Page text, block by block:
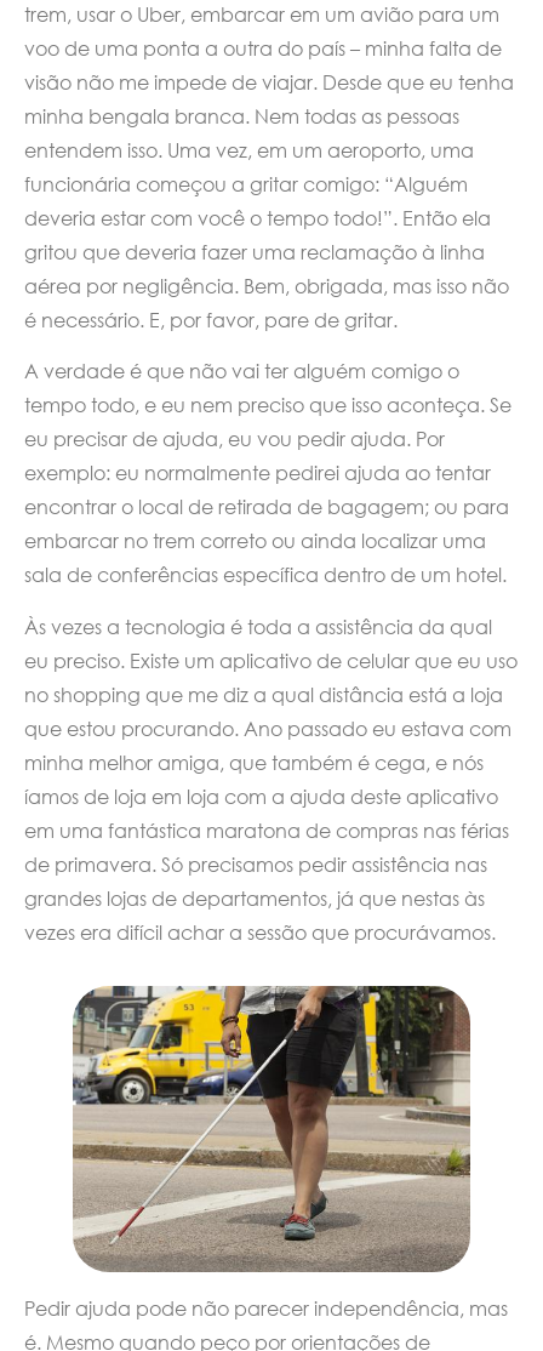
trem, usar o Uber, embarcar em um avião para um
voo de uma ponta a outra do país – minha falta de
visão não me impede de viajar. Desde que eu tenha
minha bengala branca. Nem todas as pessoas
entendem isso. Uma vez, em um aeroporto, uma
funcionária começou a gritar comigo: “Alguém
deveria estar com você o tempo todo!”. Então ela
gritou que deveria fazer uma reclamação à linha
aérea por negligência. Bem, obrigada, mas isso não
é necessário. E, por favor, pare de gritar.
A verdade é que não vai ter alguém comigo o
tempo todo, e eu nem preciso que isso aconteça. Se
eu precisar de ajuda, eu vou pedir ajuda. Por
exemplo: eu normalmente pedirei ajuda ao tentar
encontrar o local de retirada de bagagem; ou para
embarcar no trem correto ou ainda localizar uma
sala de conferências específica dentro de um hotel.
Às vezes a tecnologia é toda a assistência da qual
eu preciso. Existe um aplicativo de celular que eu uso
no shopping que me diz a qual distância está a loja
que estou procurando. Ano passado eu estava com
minha melhor amiga, que também é cega, e nós
íamos de loja em loja com a ajuda deste aplicativo
em uma fantástica maratona de compras nas férias
de primavera. Só precisamos pedir assistência nas
grandes lojas de departamentos, já que nestas às
vezes era difícil achar a sessão que procurávamos.
Pedir ajuda pode não parecer independência, mas
é. Mesmo quando peço por orientações de